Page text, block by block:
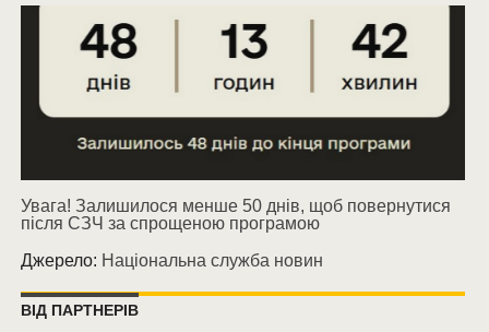
Увага! Залишилося менше 50 днів, щоб повернутися
після СЗЧ за спрощеною програмою
Джерело: Національна служба новин
ВІД ПАРТНЕРІВ